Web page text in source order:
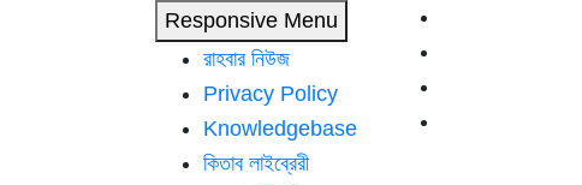
Responsive Menu
রাহবার নিউজ
Privacy Policy
Knowledgebase
কিতাব লাইব্রেরী